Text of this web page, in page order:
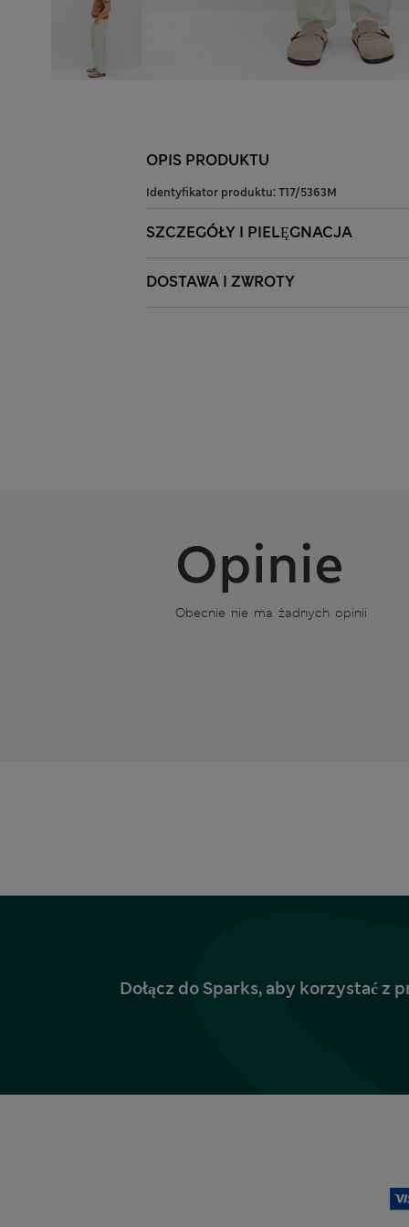
OPIS PRODUKTU
Identyfikator produktu: T17/5363M
SZCZEGÓŁY I PIELĘGNACJA
DOSTAWA I ZWROTY
Opinie
Obecnie nie ma żadnych opinii
Dołącz do Sparks, aby korzystać z